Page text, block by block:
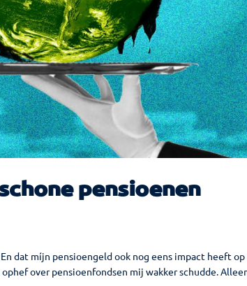
pensioenen
dat míjn pensioengeld ook nog eens impact heeft
over pensioenfondsen mij wakker schudde.